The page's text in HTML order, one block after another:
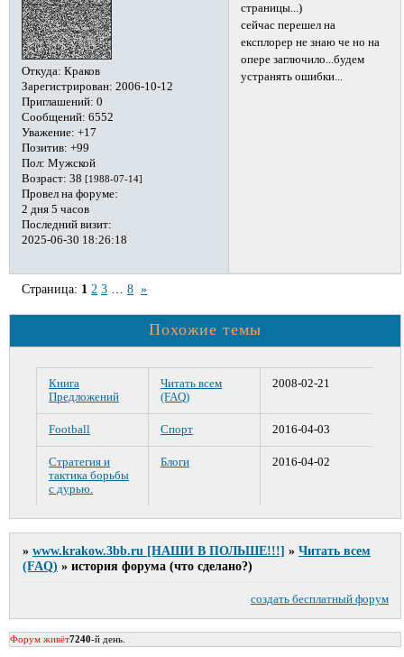
Откуда: Краков
Зарегистрирован: 2006-10-12
Приглашений: 0
Сообщений: 6552
Уважение: +17
Позитив: +99
Пол: Мужской
Возраст: 38 [1988-07-14]
Провел на форуме:
2 дня 5 часов
Последний визит:
2025-06-30 18:26:18
страницы...)
сейчас перешел на
експлорер не знаю че но на
опере заглючило...будем
устранять ошибки...
Страница: 1 2 3 8 »
Похожие темы
Книга
Предложений
Читать всем
(FAQ)
2008-02-21
Football Cпорт 2016-04-03
Стратегия и
тактика борьбы
с дурью.
Блоги 2016-04-02
»www.krakow.3bb.ru [НАШИ В ПОЛЬШЕ!!!] »Читать всем
(FAQ) »история форума (что сделано?)
создать бесплатный форум
Форум живёт7240-й день.